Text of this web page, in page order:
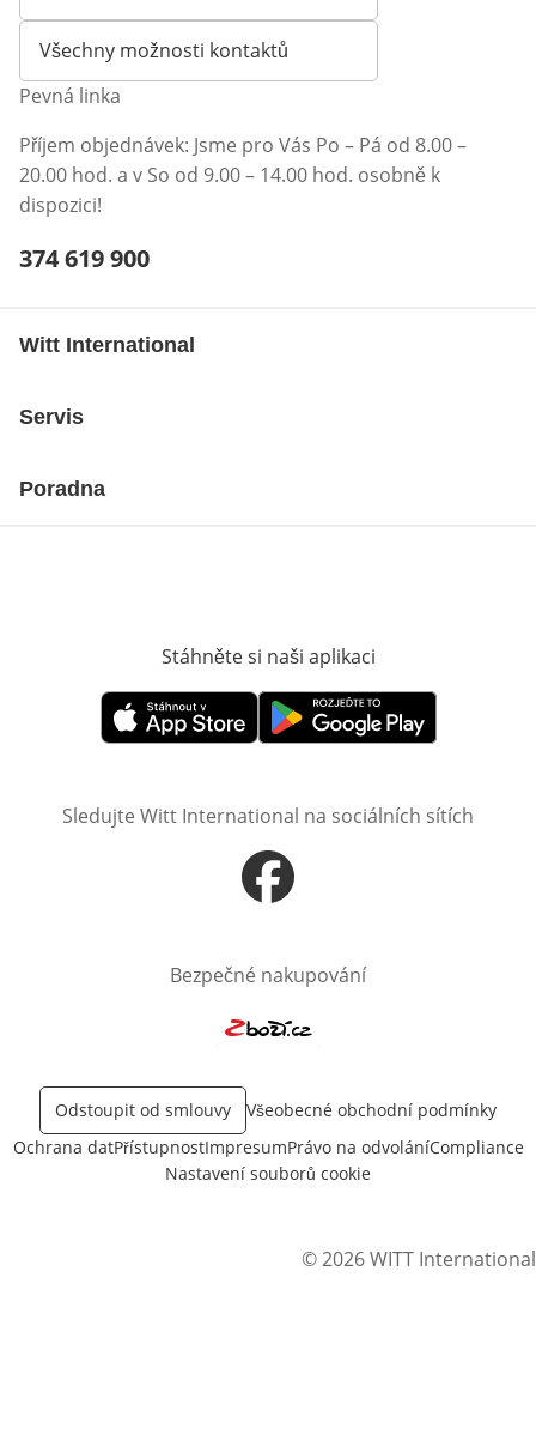
Všechny možnosti kontaktů
Pevná linka
Příjem objednávek: Jsme pro Vás Po – Pá od 8.00 –
20.00 hod. a v So od 9.00 – 14.00 hod. osobně k
dispozici!
Telefonní číslo:
374 619 900
Witt International
Servis
Poradna
Stáhněte si naši aplikaci
Otevře v novém okněOtevře v novém okně
Sledujte Witt International na sociálních sítích
Otevře v novém okně
Bezpečné nakupování
Odstoupit od smlouvy
Všeobecné obchodní podmínky
Ochrana datPřístupnostImpresumPrávo na odvoláníCompliance
Nastavení souborů cookie
© 2026 WITT International